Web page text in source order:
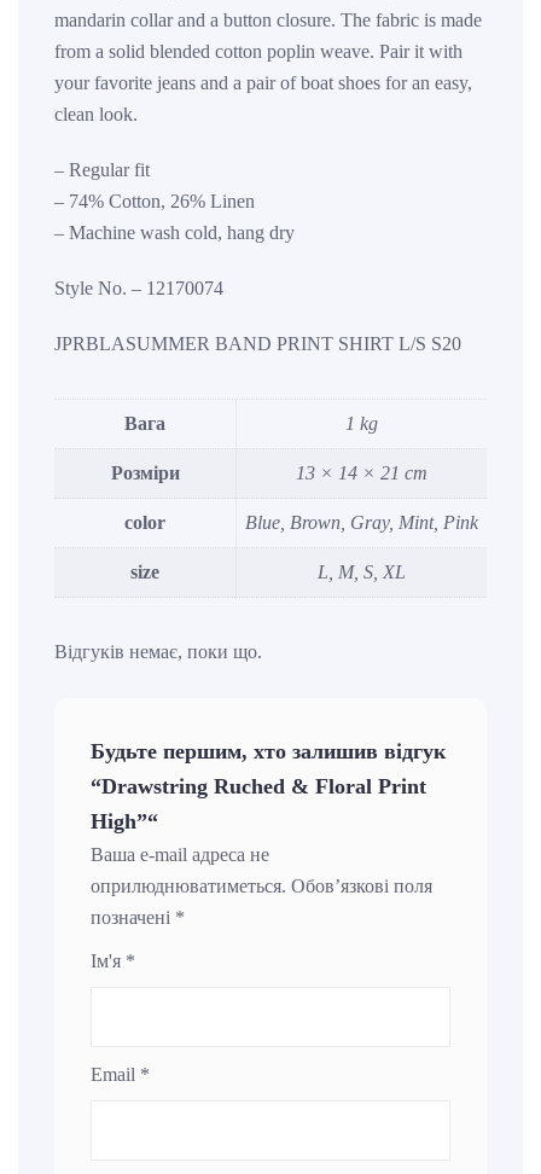
mandarin collar and a button closure. The fabric is made
from a solid blended cotton poplin weave. Pair it with
your favorite jeans and a pair of boat shoes for an easy,
clean look.
– Regular fit
– 74% Cotton, 26% Linen
– Machine wash cold, hang dry
Style No. – 12170074
JPRBLASUMMER BAND PRINT SHIRT L/S S20
Вага 1 kg
Розміри 13 × 14 × 21 cm
color Blue, Brown, Gray, Mint, Pink
size L, M, S, XL
Відгуків немає, поки що.
Будьте першим, хто залишив відгук
“Drawstring Ruched & Floral Print
High”“
Ваша e-mail адреса не
оприлюднюватиметься. Обов’язкові поля
позначені *
Ім'я *
Email *